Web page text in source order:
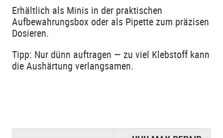
Erhältlich als Minis in der praktischen
Aufbewahrungsbox oder als Pipette zum präzisen
Dosieren.
Tipp: Nur dünn auftragen — zu viel Klebstoff kann
die Aushärtung verlangsamen.